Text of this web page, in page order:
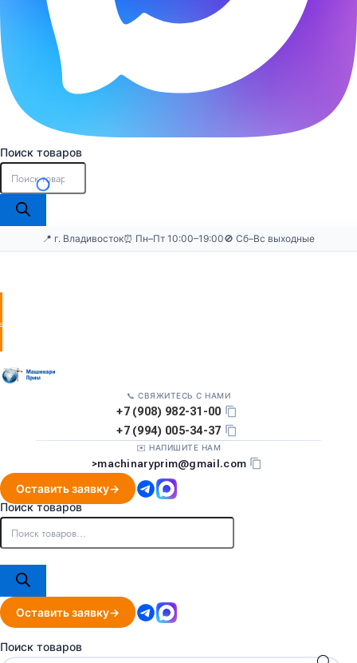
Поиск товаров
📍 г. Владивосток⏰ Пн–Пт 10:00–19:00🚫 Сб–Вс выходные
заявку
📞 СВЯЖИТЕСЬ С НАМИ
+7 (908) 982-31-00
+7 (994) 005-34-37
✉️ НАПИШИТЕ НАМ
>machinaryprim@gmail.com
Оставить заявку
Поиск товаров
Оставить заявку
Поиск товаров